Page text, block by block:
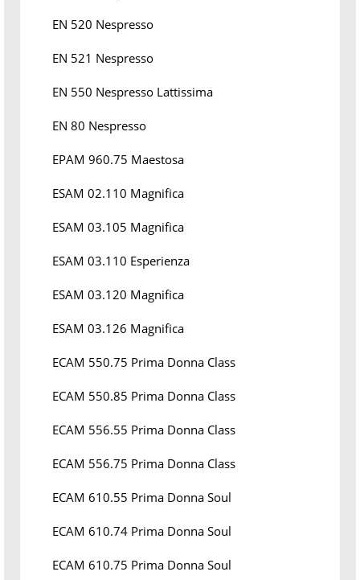
EN 520 Nespresso
EN 521 Nespresso
EN 550 Nespresso Lattissima
EN 80 Nespresso
EPAM 960.75 Maestosa
ESAM 02.110 Magnifica
ESAM 03.105 Magnifica
ESAM 03.110 Esperienza
ESAM 03.120 Magnifica
ESAM 03.126 Magnifica
ECAM 550.75 Prima Donna Class
ECAM 550.85 Prima Donna Class
ECAM 556.55 Prima Donna Class
ECAM 556.75 Prima Donna Class
ECAM 610.55 Prima Donna Soul
ECAM 610.74 Prima Donna Soul
ECAM 610.75 Prima Donna Soul